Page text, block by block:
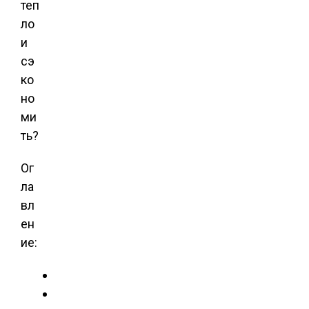
теп
ло
и
сэ
ко
но
ми
ть?
Ог
ла
вл
ен
ие: